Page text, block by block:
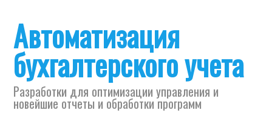
Автоматизация
бухгалтерского учета
Разработки для оптимизации управления и
новейшие отчеты и обработки программ